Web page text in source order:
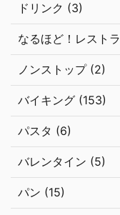
ドリンク (3)
なるほど！レスト
ノンストップ (2)
バイキング (153)
パスタ (6)
バレンタイン (5)
パン (15)